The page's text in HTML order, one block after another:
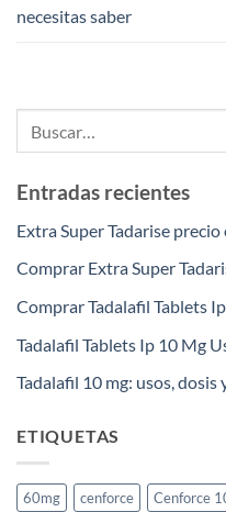
necesitas saber
Entradas recientes
Extra Super Tadarise
Comprar Extra Super
Comprar Tadalafil Tablets
Tadalafil Tablets Ip 10 Mg
Tadalafil 10 mg: usos,
ETIQUETAS
60mg cenforce Cenforce